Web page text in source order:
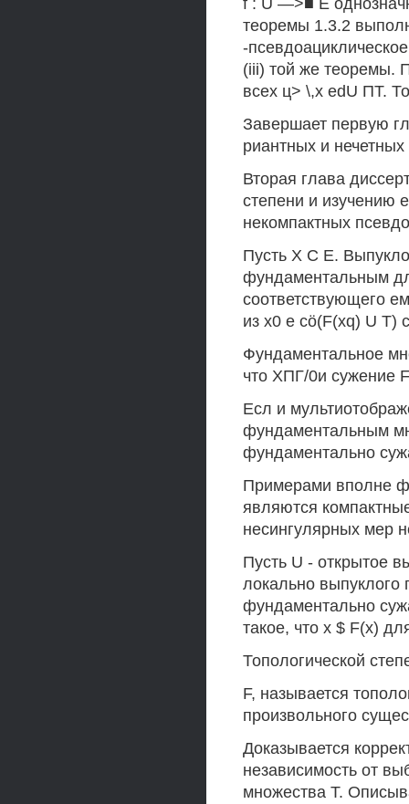
f : U —>■ Е
теоремы 1.3.2
-
(iii) той же теоремы.
всех ц> \,х edU ПТ.
Завершает первую
риантных и
Вторая глава
степени и изучению
некомпактных
Пусть X С Е.
фундаментальным
соответствующего
из х0 е cö(F(xq) U Т)
Фундаментальное
что ХПГ/0и сужение
Есл и
фундаментальным
фундаментально
Примерами вполне
являются
несингулярных мер
Пусть U - открытое
локально выпуклого
фундаментально
такое, что х $ F(x)
Топологической
F, называется
произвольного
Доказывается
независимость от
множества Т.